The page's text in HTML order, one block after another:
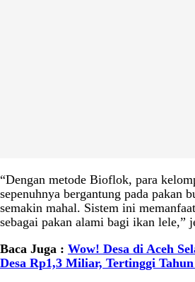
“Dengan metode Bioflok, para
sepenuhnya bergantung pada pakan
semakin mahal. Sistem ini
sebagai pakan alami bagi ikan lele,”
Baca Juga : Wow! Desa di Aceh
Desa Rp1,3 Miliar, Tertinggi Tahun